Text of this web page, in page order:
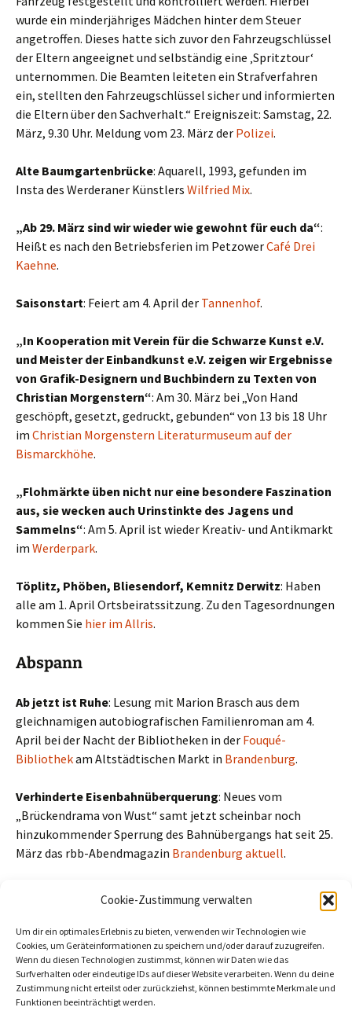
Cookie-Zustimmung verwalten
Um dir ein optimales Erlebnis zu bieten, verwenden wir Technologien wie
Cookies, um Geräteinformationen zu speichern und/oder darauf zuzugreifen.
Wenn du diesen Technologien zustimmst, können wir Daten wie das
Surfverhalten oder eindeutige IDs auf dieser Website verarbeiten. Wenn du deine
Zustimmung nicht erteilst oder zurückziehst, können bestimmte Merkmale und
Funktionen beeinträchtigt werden.
wurde ein minderjähriges Mädchen hinter dem Steuer
angetroffen. Dieses hatte sich zuvor den Fahrzeugschlüssel
der Eltern angeeignet und selbständig eine ‚Spritztour‘
unternommen. Die Beamten leiteten ein Strafverfahren
ein, stellten den Fahrzeugschlüssel sicher und informierten
die Eltern über den Sachverhalt.“ Ereigniszeit: Samstag, 22.
März, 9.30 Uhr. Meldung vom 23. März der Polizei.
Alte Baumgartenbrücke: Aquarell, 1993, gefunden im
Insta des Werderaner Künstlers Wilfried Mix.
„Ab 29. März sind wir wieder wie gewohnt für euch da“:
Heißt es nach den Betriebsferien im PetzowerCafé Drei
Kaehne.
Saisonstart: Feiert am 4. April der Tannenhof.
„In Kooperation mit Verein für die Schwarze Kunst e.V.
und Meister der Einbandkunst e.V. zeigen wir Ergebnisse
von Grafik-Designern und Buchbindern zu Texten von
Christian Morgenstern“: Am 30. März bei „Von Hand
geschöpft, gesetzt, gedruckt, gebunden“ von 13 bis 18 Uhr
im Christian Morgenstern Literaturmuseum auf der
Bismarckhöhe.
„Flohmärkte üben nicht nur eine besondere Faszination
aus, sie wecken auch Urinstinkte des Jagens und
Sammelns“: Am 5. April ist wieder Kreativ- und Antikmarkt
im Werderpark.
Töplitz, Phöben, Bliesendorf, Kemnitz Derwitz: Haben
alle am 1. April Ortsbeiratssitzung. Zu den Tagesordnungen
kommen Sie hier im Allris.
Abspann
Ab jetzt ist Ruhe: Lesung mit Marion Brasch aus dem
gleichnamigen autobiografischen Familienroman am 4.
April bei der Nacht der Bibliotheken in der Fouqué-
Bibliothekam Altstädtischen Markt in Brandenburg.
Verhinderte Eisenbahnüberquerung: Neues vom
„Brückendrama von Wust“ samt jetzt scheinbar noch
hinzukommender Sperrung des Bahnübergangs hat seit 25.
März das rbb-Abendmagazin Brandenburg aktuell.
Beitragszähler (seit 02/03/2026, ohne Bots, Inkognito-Leser und
Cookie-Ablehner):6
←Foto der Woche: Neuer Unterstand Havelradweg